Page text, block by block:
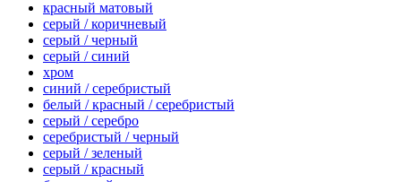
красный матовый
серый / коричневый
серый / черный
серый / синий
хром
синий / серебристый
белый / красный / серебристый
серый / серебро
серебристый / черный
серый / зеленый
серый / красный